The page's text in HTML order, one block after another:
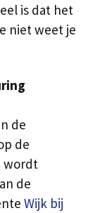
is dat het
niet weet je
de
de
wordt
de
Wijk bij